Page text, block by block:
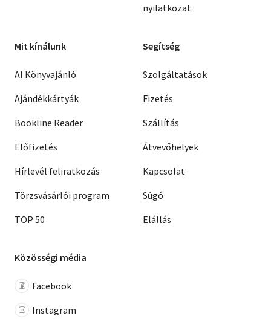
nyilatkozat
Mit kínálunk
AI Könyvajánló
Ajándékkártyák
Bookline Reader
Előfizetés
Hírlevél feliratkozás
Törzsvásárlói program
TOP 50
Segítség
Szolgáltatások
Fizetés
Szállítás
Átvevőhelyek
Kapcsolat
Súgó
Elállás
Közösségi média
Facebook
Instagram